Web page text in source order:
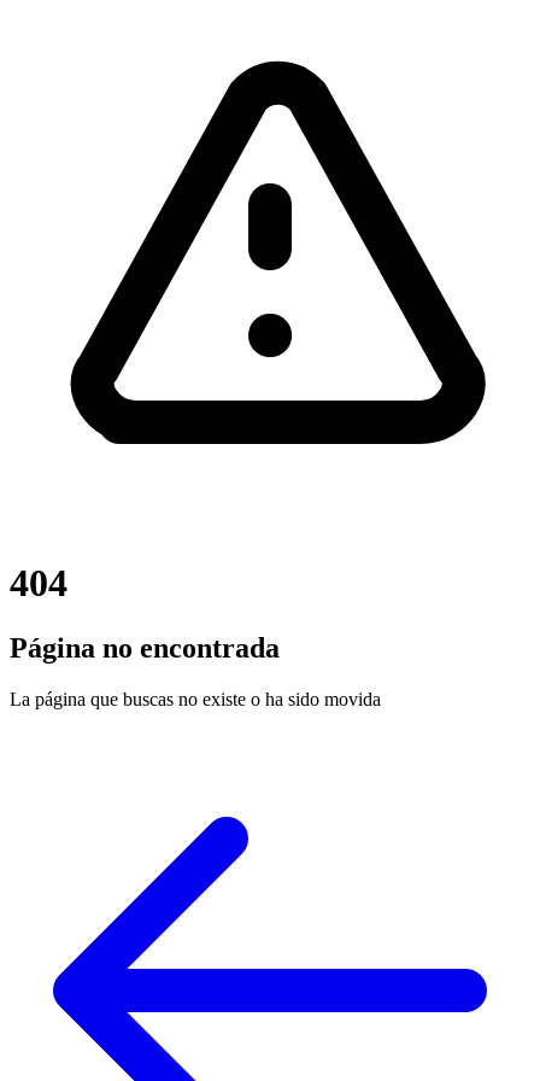
404
Página no encontrada
La página que buscas no existe o ha sido movida